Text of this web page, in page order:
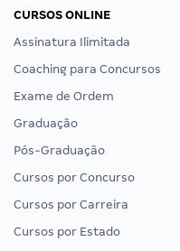
CURSOS ONLINE
Assinatura Ilimitada
Coaching para Concursos
Exame de Ordem
Graduação
Pós-Graduação
Cursos por Concurso
Cursos por Carreira
Cursos por Estado